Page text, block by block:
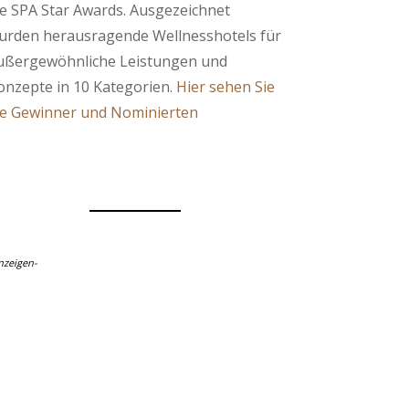
SPA Star Awards. Ausgezeichnet
herausragende Wellnesshotels für
Leistungen und
in 10 Kategorien. Hier sehen Sie
Gewinner und Nominierten